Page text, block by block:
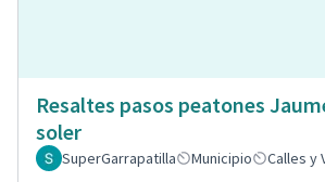
Resaltes pasos peatones
soler
SuperGarrapatilla Municipio Calles y